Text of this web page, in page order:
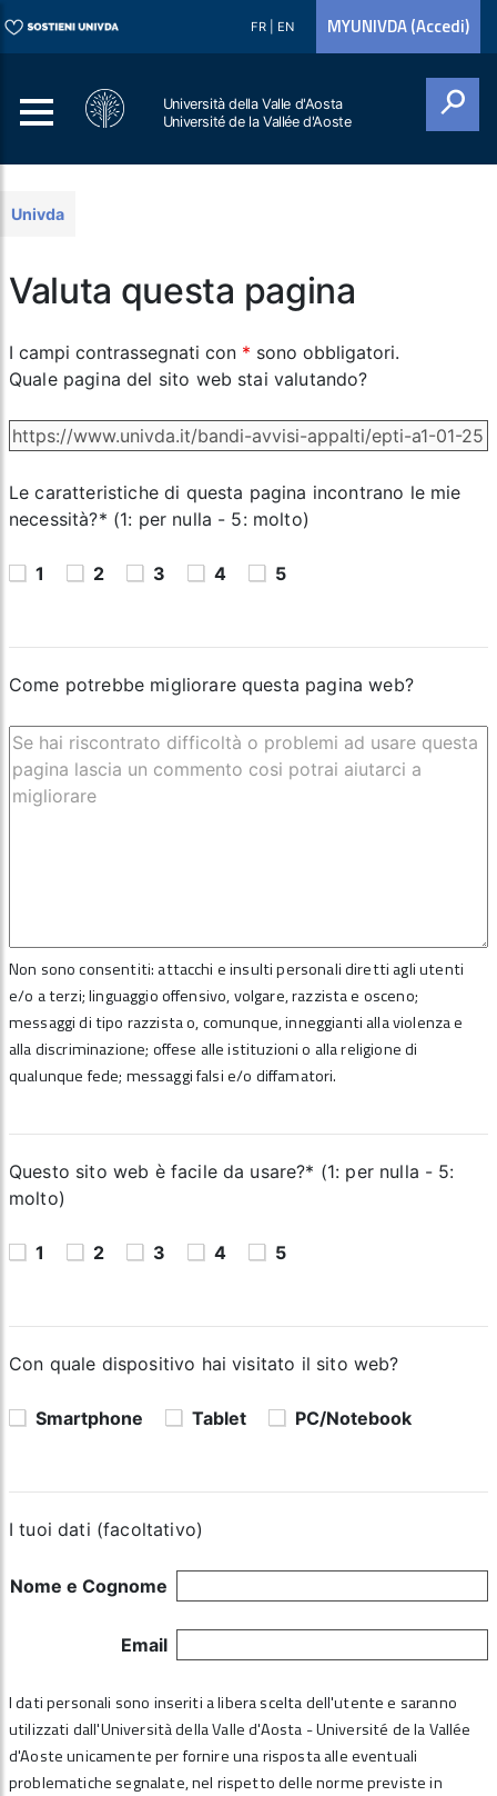
FR EN MYUNIVDA (Accedi)
Università della Valle d'Aosta
Université de la Vallée d'Aoste
Univda
Valuta questa pagina
I campi contrassegnati con * sono obbligatori.
Quale pagina del sito web stai valutando?
Le caratteristiche di questa pagina incontrano le mie
necessità?* (1: per nulla - 5: molto)
1 2 3 4 5
Come potrebbe migliorare questa pagina web?
Non sono consentiti: attacchi e insulti personali diretti agli utenti
e/o a terzi; linguaggio offensivo, volgare, razzista e osceno;
messaggi di tipo razzista o, comunque, inneggianti alla violenza e
alla discriminazione; offese alle istituzioni o alla religione di
qualunque fede; messaggi falsi e/o diffamatori.
Questo sito web è facile da usare?* (1: per nulla - 5:
molto)
1 2 3 4 5
Con quale dispositivo hai visitato il sito web?
Smartphone Tablet PC/Notebook
I tuoi dati (facoltativo)
Nome e Cognome
Email
I dati personali sono inseriti a libera scelta dell'utente e saranno
utilizzati dall'Università della Valle d'Aosta - Université de la Vallée
d'Aoste unicamente per fornire una risposta alle eventuali
problematiche segnalate, nel rispetto delle norme previste in